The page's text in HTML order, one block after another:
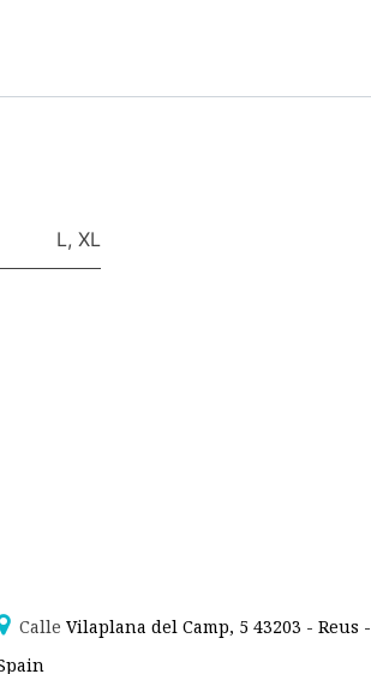
L, XL
Calle Vilaplana del Camp, 5 43203 - Reus -